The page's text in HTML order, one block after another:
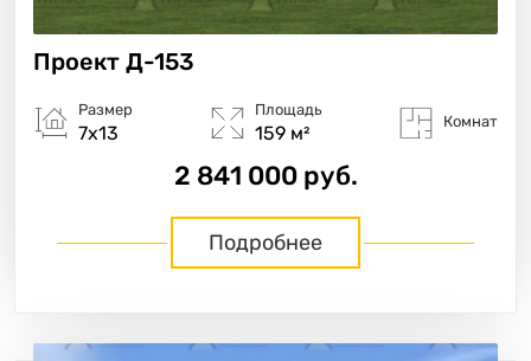
Проект Д-153
Размер
7х13
Площадь
159 м²
Комнат
2 841 000 руб.
Подробнее